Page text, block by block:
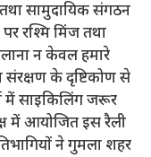
सामुदायिक संगठन
रश्मि मिंज तथा
न केवल हमारे
संरक्षण के दृष्टिकोण से
में साइकिलिंग जरूर
में आयोजित इस रैली
ने गुमला शहर